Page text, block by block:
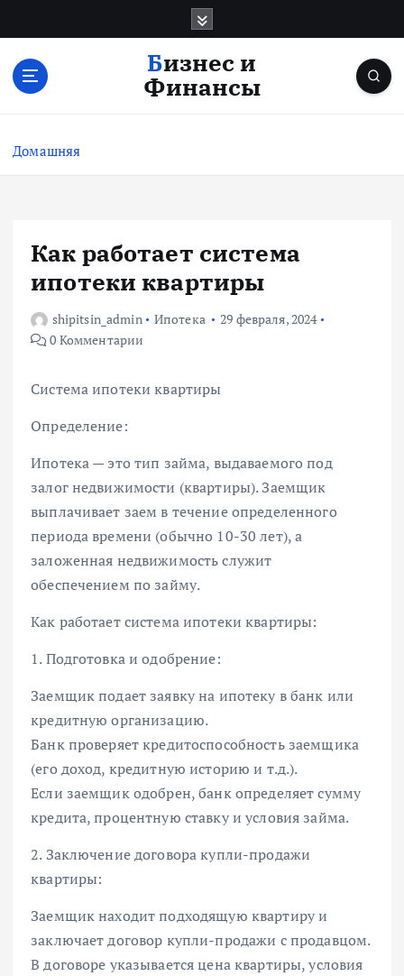
с
Бизнес и
Финансы
Домашняя
Как работает система
ипотеки квартиры
shipitsin_admin Ипотека
29 февраля, 2024
0 Комментарии
Система ипотеки квартиры
Определение:
Ипотека — это тип займа, выдаваемого под
залог недвижимости (квартиры). Заемщик
выплачивает заем в течение определенного
периода времени (обычно 10-30 лет), а
заложенная недвижимость служит
обеспечением по займу.
Как работает система ипотеки квартиры:
1. Подготовка и одобрение:
Заемщик подает заявку на ипотеку в банк или
кредитную организацию.
Банк проверяет кредитоспособность заемщика
(его доход, кредитную историю и т.д.).
Если заемщик одобрен, банк определяет сумму
кредита, процентную ставку и условия займа.
2. Заключение договора купли-продажи
квартиры:
Заемщик находит подходящую квартиру и
заключает договор купли-продажи с продавцом.
В договоре указывается цена квартиры, условия